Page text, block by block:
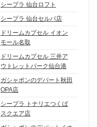
シープラ 仙台ロフト
シープラ 仙台セルバ店
ドリームカプセル イオン
モール名取
ドリームカプセル 三井ア
ウトレットパーク仙台港
ガシャポンのデパート秋田
OPA店
シープラ トナリエつくば
スクエア店